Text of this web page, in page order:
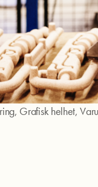
, Grafisk helhet,